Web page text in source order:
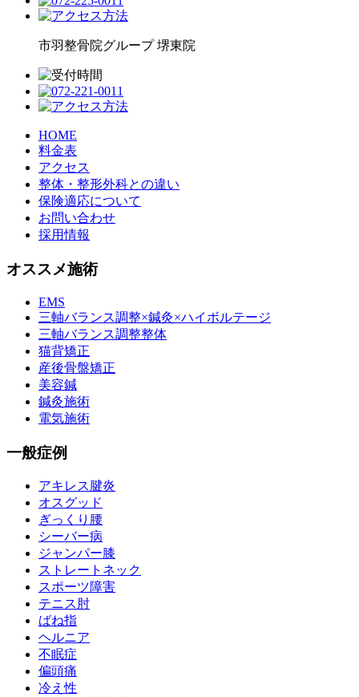
市羽整骨院グループ堺東院
HOME
料金表
アクセス
整体・整形外科との違い
保険適応について
お問い合わせ
採用情報
オススメ施術
EMS
三軸バランス調整×鍼灸×ハイボルテージ
三軸バランス調整整体
猫背矯正
産後骨盤矯正
美容鍼
鍼灸施術
電気施術
一般症例
アキレス腱炎
オスグッド
ぎっくり腰
シーバー病
ジャンパー膝
ストレートネック
スポーツ障害
テニス肘
ばね指
ヘルニア
不眠症
偏頭痛
冷え性